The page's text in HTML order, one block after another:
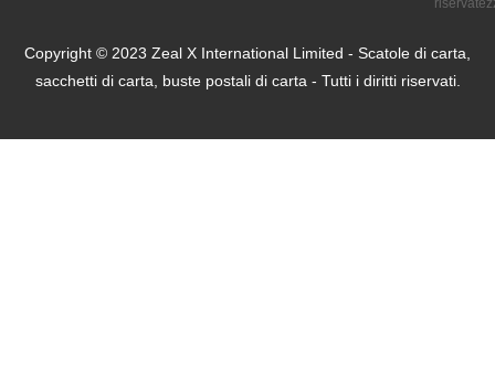
Copyright © 2023 Zeal X International Limited - Scatole di carta,
sacchetti di carta, buste postali di carta - Tutti i diritti riservati.